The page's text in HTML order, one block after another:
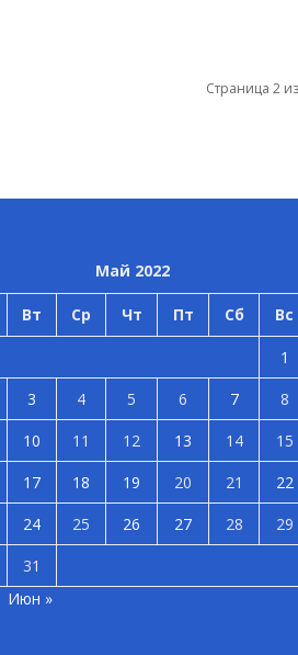
Страница 2
Май 2022
Вт Ср Чт Пт Сб Вс
1
3 4 5 6 7
8
10 11 12 13 14
15
17 18 19 20 21
22
24 25 26 27 28
29
31
Июн »